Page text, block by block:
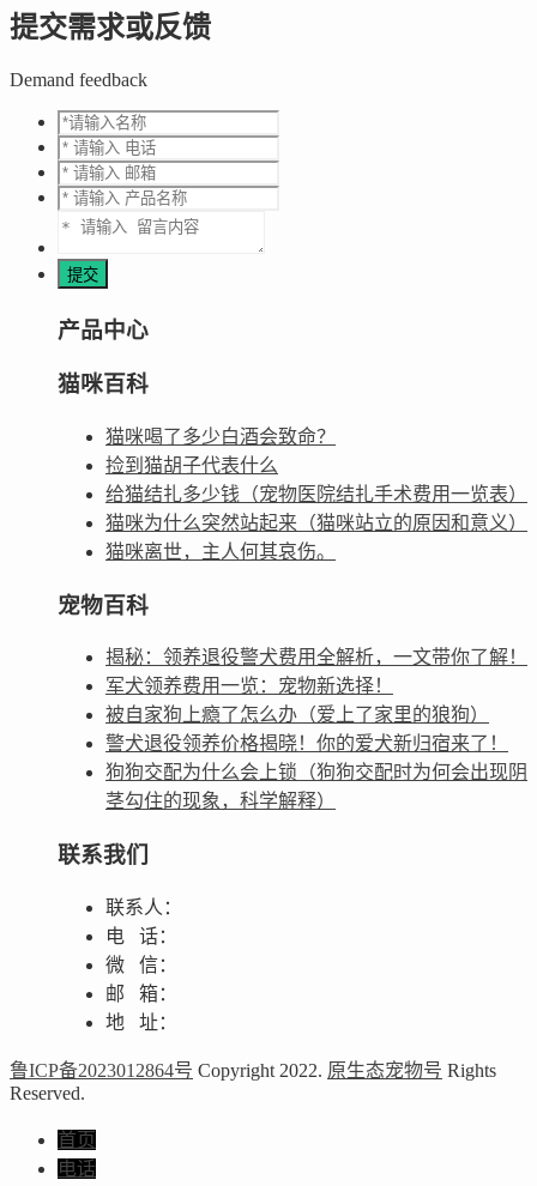
提交需求或反馈
Demand feedback
产品中心
猫咪百科
猫咪喝了多少白酒会致命？
捡到猫胡子代表什么
给猫结扎多少钱（宠物医院结扎手术费用一览表）
猫咪为什么突然站起来（猫咪站立的原因和意义）
猫咪离世，主人何其哀伤。
宠物百科
揭秘：领养退役警犬费用全解析，一文带你了解！
军犬领养费用一览：宠物新选择！
被自家狗上瘾了怎么办（爱上了家里的狼狗）
警犬退役领养价格揭晓！你的爱犬新归宿来了！
狗狗交配为什么会上锁（狗狗交配时为何会出现阴
茎勾住的现象，科学解释）
联系我们
联系人：
电 话：
微 信：
邮 箱：
地 址：
鲁ICP备2023012864号 Copyright 2022. 原生态宠物号 Rights
Reserved.
首页
电话